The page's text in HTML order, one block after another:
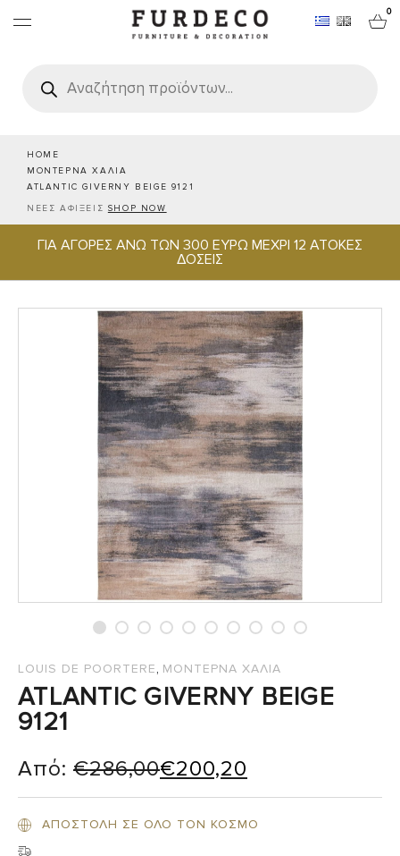
0
search
HOME
ΜΟΝΤΕΡΝΑ ΧΑΛΙΑ
ATLANTIC GIVERNY BEIGE 9121
ΝΕΕΣ ΑΦΙΞΕΙΣ SHOP NOW
ΓΙΑ ΑΓΟΡΕΣ ΑΝΩ ΤΩΝ 300 ΕΥΡΩ ΜΕΧΡΙ 12 ΑΤΟΚΕΣ
ΔΟΣΕΙΣ
ΕΠΙΠΛΑ
ΧΑΛΙΑ
ΕΙΔΗ ΣΕΡΒΙΡΙΣΜΑΤΟΣ & ΦΙΛΟΞΕΝΙΑΣ
PROJECTS
LOUIS DE POORTERE, ΜΟΝΤΕΡΝΑ ΧΑΛΙΑ
ATLANTIC GIVERNY BEIGE
9121
Από: €286,00€200,20
ΑΠΟΣΤΟΛΗ ΣΕ ΟΛΟ ΤΟΝ ΚΟΣΜΟ